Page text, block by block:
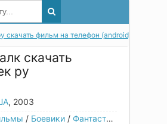
скачать фильм на телефон (android) в мп4 в
скачать
ру
, 2003
/ Боевики / Фантастические